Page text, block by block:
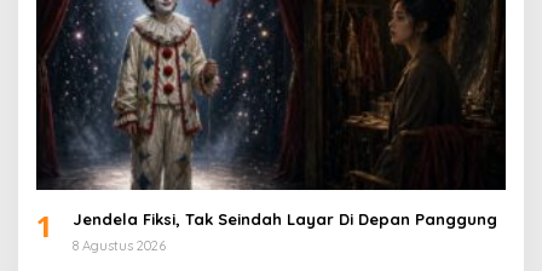
1 Jendela Fiksi, Tak Seindah Layar Di Depan Panggung
8 Agustus 2026